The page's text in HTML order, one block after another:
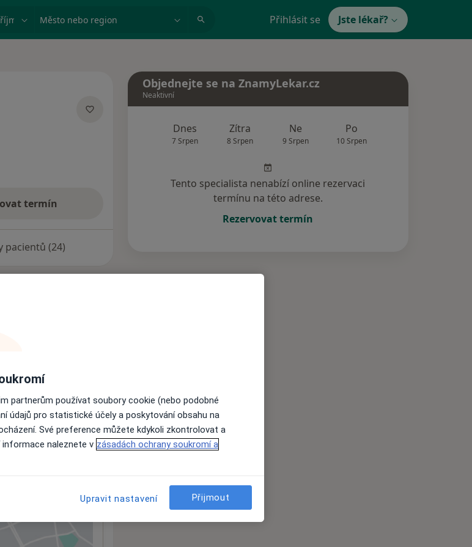
Město nebo region Přihlásit se Jste lékař?
termín
pacientů (24)
službách.
Objednejte se na ZnamyLekar.cz
Neaktivní
Dnes
7 Srpen
Zítra
8 Srpen
Ne
9 Srpen
Po
10 Srpen
Tento specialista nenabízí online rezervaci
termínu na této adrese.
Rezervovat termín
partnerům používat soubory cookie (nebo podobné
údajů pro statistické účely a poskytování obsahu na
Své preference můžete kdykoli zkontrolovat a
informace naleznete v zásadách ochrany soukromí a
Upravit nastavení Přijmout